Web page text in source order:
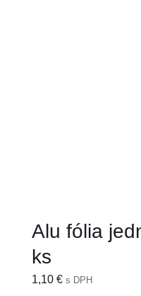
Alu fólia
ks
1,10 € s DPH